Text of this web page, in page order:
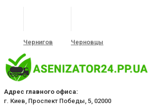
Чернигов Черновцы
Адрес главного офиса:
г. Киев, Проспект Победы, 5, 02000